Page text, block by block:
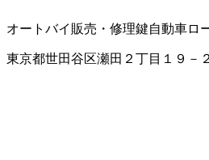
オートバイ販売・修理鍵自動車ロ
東京都世田谷区瀬田２丁目１９－